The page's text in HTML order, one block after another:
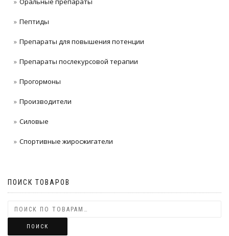
Пептиды
Препараты для повышения потенции
Препараты послекурсовой терапии
Прогормоны
Производители
Силовые
Спортивные жиросжигатели
ПОИСК ТОВАРОВ
ПОИСК